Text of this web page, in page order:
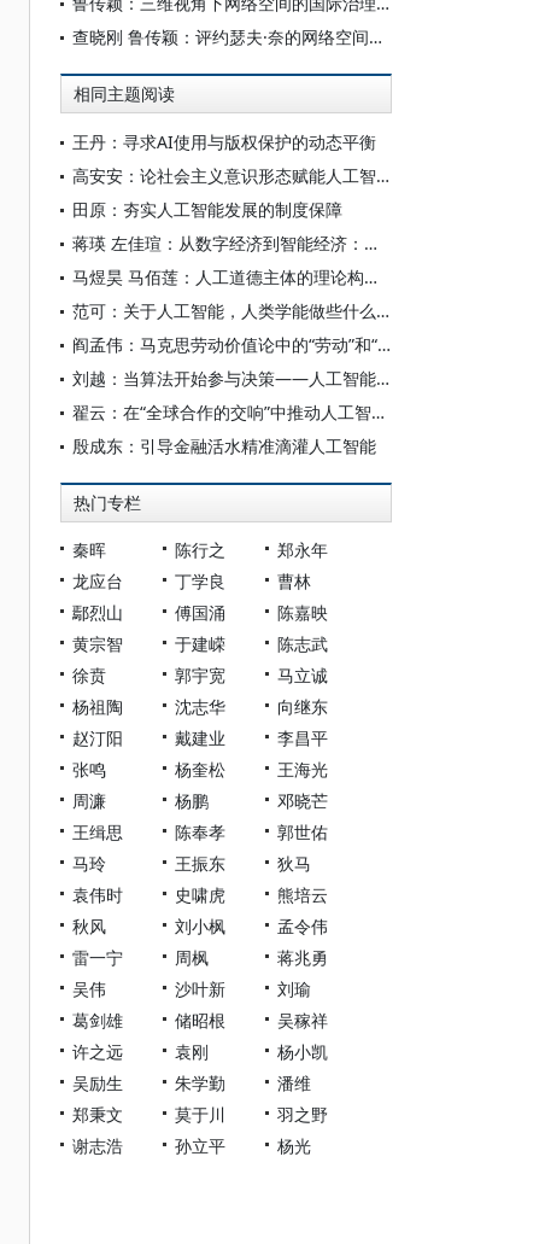
查晓刚 鲁传颖：评约瑟夫·奈的网络空间治理机制复合体理论
相同主题阅读
王丹：寻求AI使用与版权保护的动态平衡
高安安：论社会主义意识形态赋能人工智能大模型“价值对齐”
田原：夯实人工智能发展的制度保障
蒋瑛 左佳瑄：从数字经济到智能经济：中国社会分层的特点与变迁
马煜昊 马佰莲：人工道德主体的理论构设与实践限度
范可：关于人工智能，人类学能做些什么？
阎孟伟：马克思劳动价值论中的“劳动”和“价值”概念
刘越：当算法开始参与决策——人工智能重塑全球治理的底层逻辑
翟云：在“全球合作的交响”中推动人工智能发展
殷成东：引导金融活水精准滴灌人工智能
热门专栏
秦晖 陈行之
郑永年
龙应台
丁学良
曹林
鄢烈山
傅国涌
陈嘉映
黄宗智
于建嵘
陈志武
徐贲
郭宇宽
马立诚
杨祖陶
沈志华
向继东
赵汀阳
戴建业
李昌平
张鸣
杨奎松
王海光
周濂
杨鹏
邓晓芒
王缉思
陈奉孝
郭世佑
马玲
王振东
狄马
袁伟时
史啸虎
熊培云
秋风
刘小枫
孟令伟
雷一宁
周枫
蒋兆勇
吴伟
沙叶新
刘瑜
葛剑雄
储昭根
吴稼祥
许之远
袁刚
杨小凯
吴励生
朱学勤
潘维
郑秉文
莫于川
羽之野
谢志浩
孙立平 杨光